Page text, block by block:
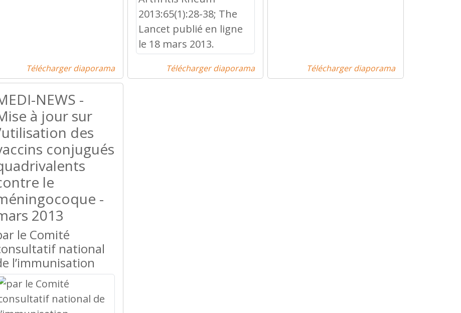
Télécharger diaporama Télécharger diaporama Télécharger diaporama
NEWS -
à jour sur
des
conjugués
le
-
2013
le Comité
national
l’immunisation